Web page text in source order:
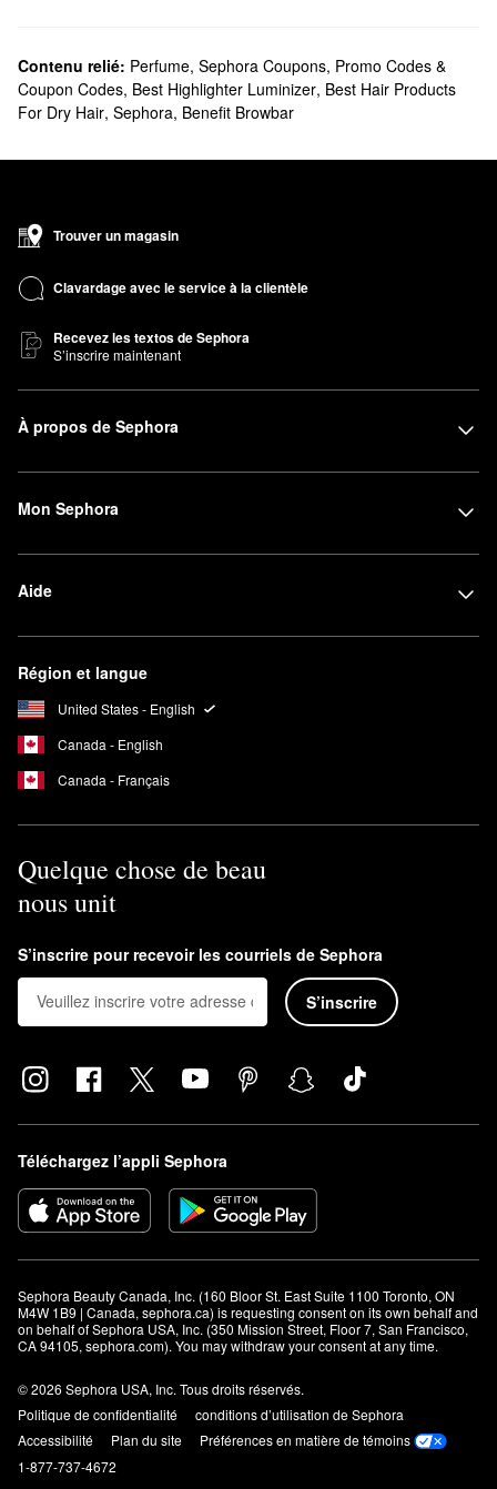
Contenu relié: Perfume, Sephora Coupons, Promo Codes &
Coupon Codes, Best Highlighter Luminizer, Best Hair Products
For Dry Hair, Sephora, Benefit Browbar
Trouver un magasin
Clavardage avec le service à la clientèle
Recevez les textos de Sephora
S’inscrire maintenant
À propos de Sephora
Mon Sephora
Aide
Région et langue
United States - English
Canada - English
Canada - Français
Quelque chose de beau
nous unit
S’inscrire pour recevoir les courriels de Sephora
S’inscrire
Téléchargez l’appli Sephora
Sephora Beauty Canada, Inc. (160 Bloor St. East Suite 1100 Toronto, ON
M4W 1B9 | Canada, sephora.ca) is requesting consent on its own behalf and
on behalf of Sephora USA, Inc. (350 Mission Street, Floor 7, San Francisco,
CA 94105, sephora.com). You may withdraw your consent at any time.
© 2026 Sephora USA, Inc. Tous droits réservés.
Politique de confidentialité
conditions d’utilisation de Sephora
Accessibilité
Plan du site
Préférences en matière de témoins
1-877-737-4672